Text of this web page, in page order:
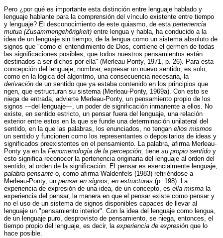
Pero ¿por qué es importante esta distinción entre lenguaje hablado y
lenguaje hablante para la comprensión del vínculo existente entre tiempo
y lenguaje? El desconocimiento de este quiasmo, de esta pertenencia
mutua (Zusammengehörigkeit) entre lengua y habla, ha conducido a la
idea de un lenguaje sin tiempo, de la lengua como un sistema absoluto de
signos que "como el entendimiento de Dios, contiene el germen de todas
las significaciones posibles, que todos nuestros pensamientos están
destinados a ser dichos por ella" (Merleau-Ponty, 1971, p. 26). Para esta
concepción del lenguaje, nombrar, expresar un nuevo sentido, es solo,
como en la lógica del algoritmo, una consecuencia necesaria, la
derivación de un sentido que ya estaba contenido en los principios que
rigen, que estructuran su sistema (Merleau-Ponty, 1969a). Con esto se
niega de entrada, advierte Merleau-Ponty, un pensamiento propio de los
signos —del lenguaje—, un poder de significación inmanente a ellos. No
existe, en sentido estricto, un pensar fuera del lenguaje, una relación
exterior entre estos en la que se funde una determinación unilateral del
sentido, en la que las palabras, los enunciados, no tengan ellos mismos
un sentido y funcionen como los representantes o depositarios de ideas y
significados preexistentes en el pensamiento. La palabra, afirma Merleau-
Ponty ya en la Fenomenología de la percepción, tiene su propio sentido y
esto significa reconocer la pertenencia originaria del lenguaje al orden del
sentido, al orden de la significación. El pensar es esencialmente lenguaje,
palabra pensante o, como afirma Waldenfels (1983) refiriéndose a
Merleau-Ponty, un pensar en signos, en estructuras (p. 198). La
experiencia de expresión de una idea, de un concepto, es ella misma la
experiencia del pensar, la manera en que el pensar existe como pensar y
no el uso de un sistema de signos disponibles capaces de llevar al
lenguaje un "pensamiento interior". Con la idea del lenguaje como lengua,
de un lenguaje puro, desprovisto de pensamiento, se niega, entonces, el
tiempo propio del lenguaje, es decir, la experiencia de expresión que lo
hace posible.